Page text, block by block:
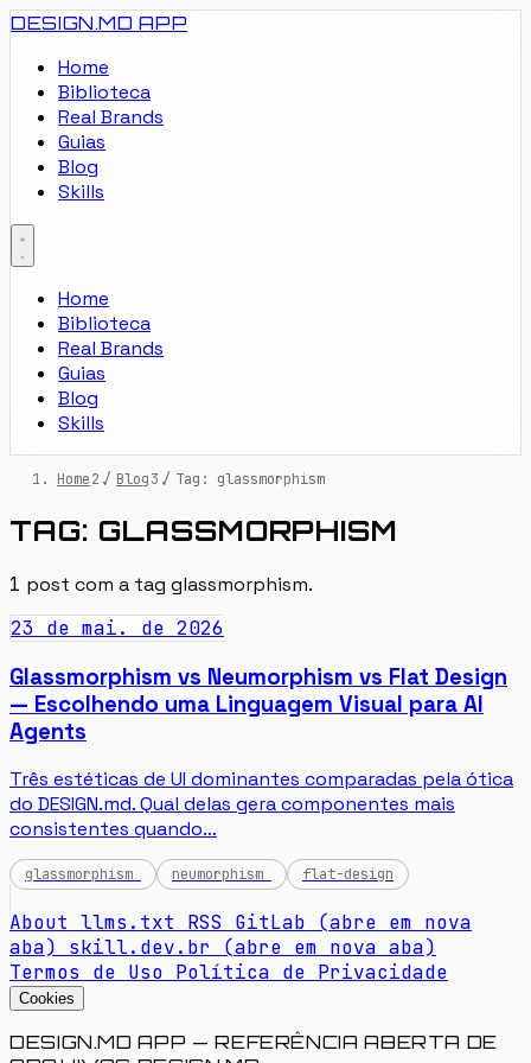
DESIGN.MD APP
Home
Biblioteca
Real Brands
Guias
Blog
Skills
Home
Biblioteca
Real Brands
Guias
Blog
Skills
Home / Blog / Tag: glassmorphism
TAG: GLASSMORPHISM
1 post com a tag glassmorphism.
23 de mai. de 2026
Glassmorphism vs Neumorphism vs Flat Design
— Escolhendo uma Linguagem Visual para AI
Agents
Três estéticas de UI dominantes comparadas pela ótica
do DESIGN.md. Qual delas gera componentes mais
consistentes quando…
glassmorphism neumorphism flat-design
About llms.txt RSS GitLab (abre em nova
aba)
skill.dev.br (abre em nova aba)
Termos de Uso Política de Privacidade
Cookies
DESIGN.MD APP — REFERÊNCIA ABERTA DE